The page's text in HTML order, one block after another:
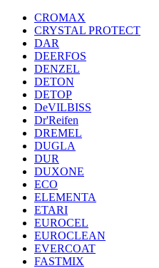
CROMAX
CRYSTAL PROTECT
DAR
DEERFOS
DENZEL
DETON
DETOP
DeVILBISS
Dr'Reifen
DREMEL
DUGLA
DUR
DUXONE
ECO
ELEMENTA
ETARI
EUROCEL
EUROCLEAN
EVERCOAT
FASTMIX